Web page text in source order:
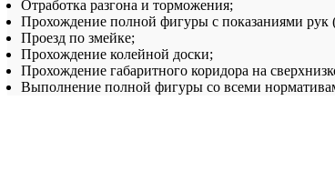
Отработка разгона и торможения;
Прохождение полной фигуры с показаниями рук
Проезд по змейке;
Прохождение колейной доски;
Прохождение габаритного коридора на
Выполнение полной фигуры со всеми